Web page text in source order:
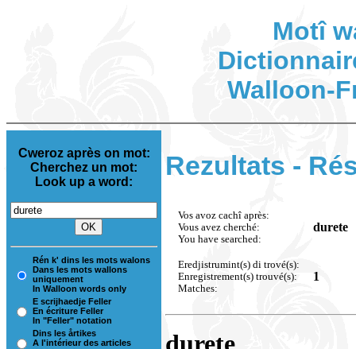
Motî
Walloon-
Cweroz après on mot:
Cherchez un mot:
Look up a word:
Rén k' dins les mots walons
Dans les mots wallons
uniquement
In Walloon words only
E scrijhaedje Feller
En écriture Feller
In "Feller" notation
Dins les årtikes
A l'intérieur des articles
Rezultats -
Vos avoz cachî après:
Vous avez cherché:
You have searched:
durete
Eredjistrumint(s) di trové(s):
Enregistrement(s) trouvé(s):
Matches:
1